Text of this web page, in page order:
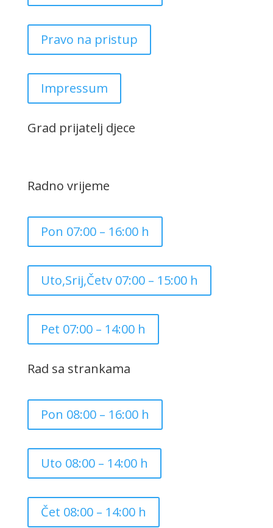
Pravo na pristup
Impressum
Grad prijatelj djece
Radno vrijeme
Pon 07:00 – 16:00 h
Uto,Srij,Četv 07:00 – 15:00 h
Pet 07:00 – 14:00 h
Rad sa strankama
Pon 08:00 – 16:00 h
Uto 08:00 – 14:00 h
Čet 08:00 – 14:00 h